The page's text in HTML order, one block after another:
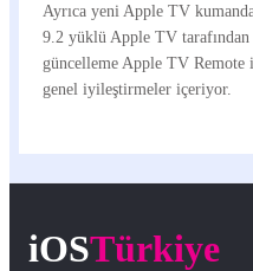
Ayrıca yeni Apple TV
9.2 yüklü Apple TV
güncelleme Apple TV Remote
genel iyileştirmeler içeriyor.
iOSTürkiye